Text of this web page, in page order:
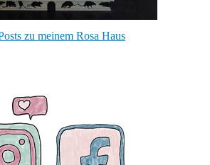
zu meinem Rosa Haus